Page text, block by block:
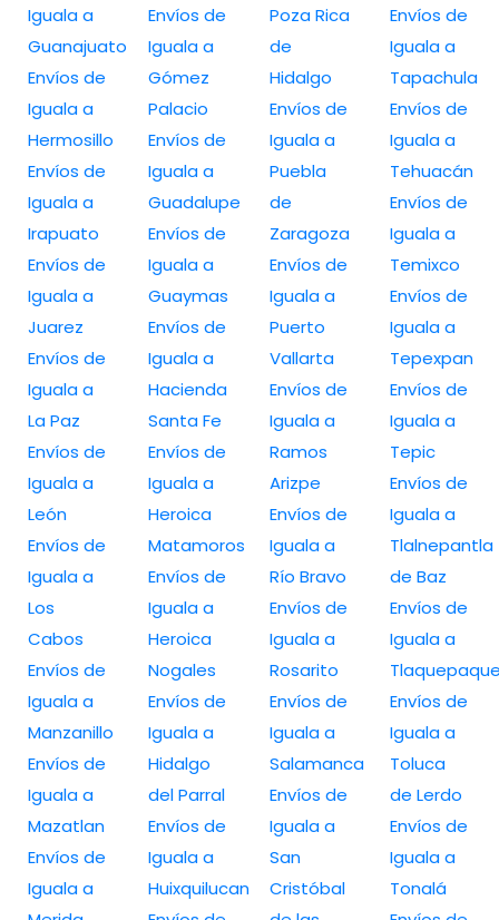
Iguala a
Guanajuato
Envíos de
Iguala a
Hermosillo
Envíos de
Iguala a
Irapuato
Envíos de
Iguala a
Juarez
Envíos de
Iguala a
La Paz
Envíos de
Iguala a
León
Envíos de
Iguala a
Los
Cabos
Envíos de
Iguala a
Manzanillo
Envíos de
Iguala a
Mazatlan
Envíos de
Iguala a
Envíos de
Iguala a
Gómez
Palacio
Envíos de
Iguala a
Guadalupe
Envíos de
Iguala a
Guaymas
Envíos de
Iguala a
Hacienda
Santa Fe
Envíos de
Iguala a
Heroica
Matamoros
Envíos de
Iguala a
Heroica
Nogales
Envíos de
Iguala a
Hidalgo
del Parral
Envíos de
Iguala a
Huixquilucan
Poza Rica
de
Hidalgo
Envíos de
Iguala a
Puebla
de
Zaragoza
Envíos de
Iguala a
Puerto
Vallarta
Envíos de
Iguala a
Ramos
Arizpe
Envíos de
Iguala a
Río Bravo
Envíos de
Iguala a
Rosarito
Envíos de
Iguala a
Salamanca
Envíos de
Iguala a
San
Cristóbal
Envíos de
Iguala a
Tapachula
Envíos de
Iguala a
Tehuacán
Envíos de
Iguala a
Temixco
Envíos de
Iguala a
Tepexpan
Envíos de
Iguala a
Tepic
Envíos de
Iguala a
Tlalnepantla
de Baz
Envíos de
Iguala a
Envíos de
Iguala a
Toluca
de Lerdo
Envíos de
Iguala a
Tonalá